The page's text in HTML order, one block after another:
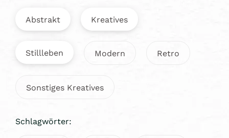
Abstrakt Kreatives
Stillleben Modern Retro
Sonstiges Kreatives
Schlagwörter: